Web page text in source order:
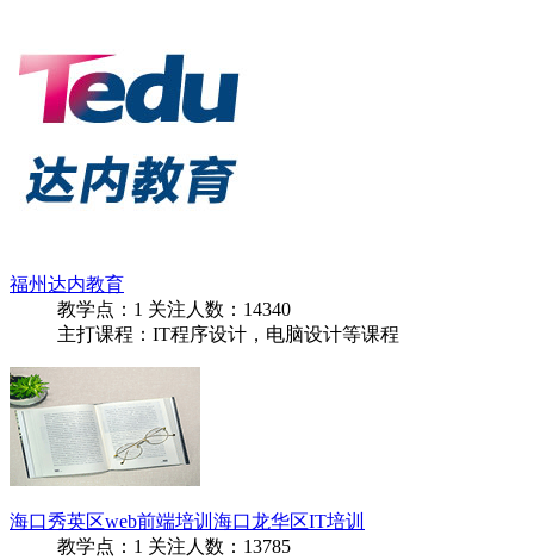
福州达内教育
教学点： 1 关注人数： 14340
主打课程：IT程序设计，电脑设计等课程
海口秀英区web前端培训海口龙华区IT培训
教学点： 1 关注人数： 13785